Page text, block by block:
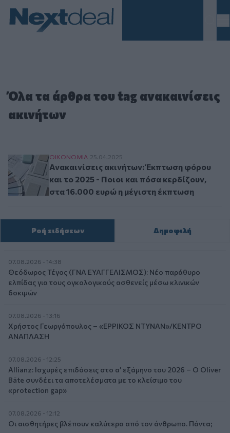
Όλα τα άρθρα του tag ανακαινίσεις
ακινήτων
Ανακαινίσεις ακινήτων: Έκπτωση φόρου και
ΟΙΚΟΝΟΜΙΑ 25.04.2025
Ανακαινίσεις ακινήτων: Έκπτωση φόρου
και το 2025 - Ποιοι και πόσα κερδίζουν,
στα 16.000 ευρώ η μέγιστη έκπτωση
Ροή ειδήσεων Δημοφιλή
07.08.2026 - 14:38
Θεόδωρος Τέγος (ΓΝΑ ΕΥΑΓΓΕΛΙΣΜΟΣ): Νέο παράθυρο
ελπίδας για τους ογκολογικούς ασθενείς μέσω κλινικών
δοκιμών
07.08.2026 - 13:16
Χρήστος Γεωργόπουλος – «ΕΡΡΙΚΟΣ ΝΤΥΝΑΝ»/ΚΕΝΤΡΟ
ΑΝΑΠΛΑΣΗ
07.08.2026 - 12:25
Allianz: Ισχυρές επιδόσεις στο α’ εξάμηνο του 2026 – Ο Oliver
Bäte συνδέει τα αποτελέσματα με το κλείσιμο του
«protection gap»
07.08.2026 - 12:12
Οι αισθητήρες βλέπουν καλύτερα από τον άνθρωπο. Πάντα;